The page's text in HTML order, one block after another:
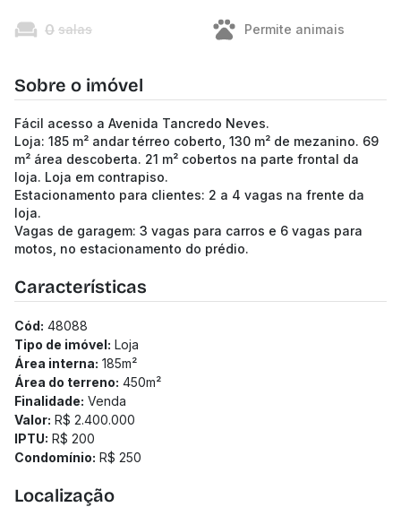
0 salas Permite animais
Sobre o imóvel
Fácil acesso a Avenida Tancredo Neves.
Loja: 185 m² andar térreo coberto, 130 m² de mezanino. 69
m² área descoberta. 21 m² cobertos na parte frontal da
loja. Loja em contrapiso.
Estacionamento para clientes: 2 a 4 vagas na frente da
loja.
Vagas de garagem: 3 vagas para carros e 6 vagas para
motos, no estacionamento do prédio.
Características
Cód: 48088
Tipo de imóvel: Loja
Área interna: 185m²
Área do terreno: 450m²
Finalidade: Venda
Valor: R$ 2.400.000
IPTU: R$ 200
Condomínio: R$ 250
Localização